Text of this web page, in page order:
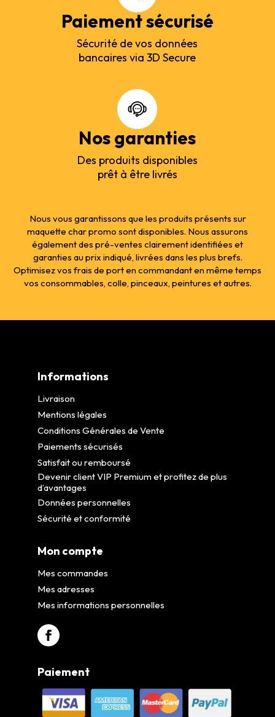
Paiement sécurisé
Sécurité de vos données
bancaires via 3D Secure
Nos garanties
Des produits disponibles
prêt à être livrés
Nous vous garantissons que les produits présents sur
maquette char promo sont disponibles. Nous assurons
également des pré-ventes clairement identifiées et
garanties au prix indiqué, livrées dans les plus brefs.
Optimisez vos frais de port en commandant en même temps
vos consommables, colle, pinceaux, peintures et autres.
Informations
Livraison
Mentions légales
Conditions Générales de Vente
Paiements sécurisés
Satisfait ou remboursé
Devenir client VIP Premium et profitez de plus
d’avantages
Données personnelles
Sécurité et conformité
Mon compte
Mes commandes
Mes adresses
Mes informations personnelles
Paiement